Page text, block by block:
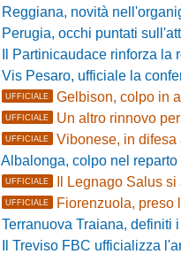
Reggiana, novità nell'organigramma:
Perugia, occhi puntati
Il Partinicaudace rinforza la
Vis Pesaro, ufficiale la conferma di
UFFICIALE Gelbison, colpo in
UFFICIALE Un altro rinnovo
UFFICIALE Vibonese, in
Albalonga, colpo nel reparto
UFFICIALE Il Legnago Salus
UFFICIALE Fiorenzuola, preso
Terranuova Traiana, definiti i numeri di
Il Treviso FBC ufficializza